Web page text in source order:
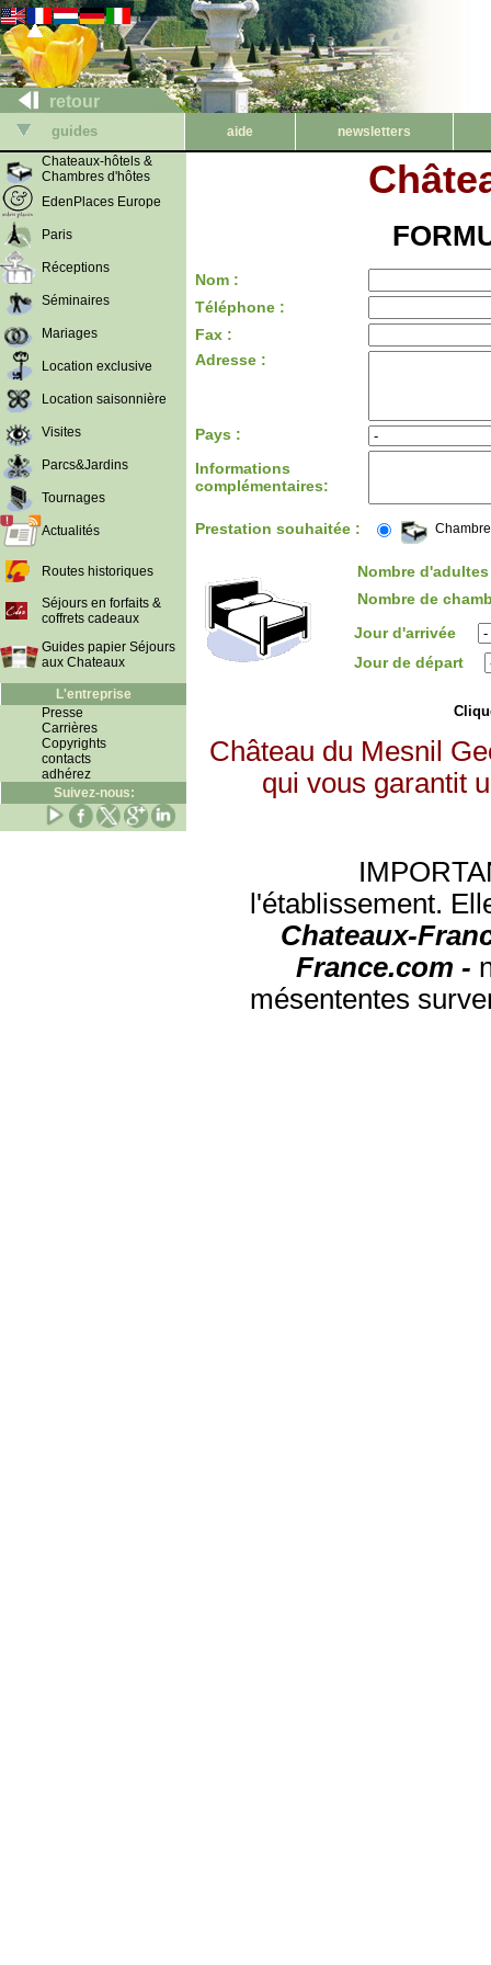
retour
guides aide
newsletters
Chateaux-hôtels &
Chambres d'hôtes
EdenPlaces Europe
Paris
Réceptions
Séminaires
Mariages
Location exclusive
Location saisonnière
Visites
Parcs&Jardins
Tournages
Actualités
Routes historiques
Séjours en forfaits &
coffrets cadeaux
Guides papier Séjours
aux Chateaux
L'entreprise
Presse
Carrières
Copyrights
contacts
adhérez
Suivez-nous:
Nom :
Téléphone :
Fax :
Adresse :
Pays :
Informations
complémentaires:
Prestation souhaitée :
Nombre
Nombre de
Jour d'arrivée
Jour de départ
Château du Mesnil
qui vous garantit
l'établissement.
Chateaux-
France.com -
mésententes